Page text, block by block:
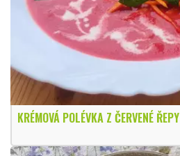
KRÉMOVÁ POLÉVKA Z ČERVENÉ ŘEPY